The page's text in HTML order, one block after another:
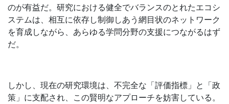
のが有益だ。研究における健全でバランスのとれたエコシ
ステムは、相互に依存し制御しあう網目状のネットワーク
を育成しながら、あらゆる学問分野の支援につながるはず
だ。
しかし、現在の研究環境は、不完全な「評価指標」と「政
策」に支配され、この賢明なアプローチを妨害している。